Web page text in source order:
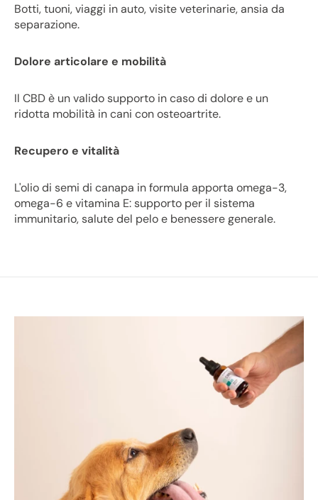
Botti, tuoni, viaggi in auto, visite veterinarie, ansia da
separazione.
Dolore articolare e mobilità
Il CBD è un valido supporto in caso di dolore e un
ridotta mobilità in cani con osteoartrite.
Recupero e vitalità
L'olio di semi di canapa in formula apporta omega-3,
omega-6 e vitamina E: supporto per il sistema
immunitario, salute del pelo e benessere generale.